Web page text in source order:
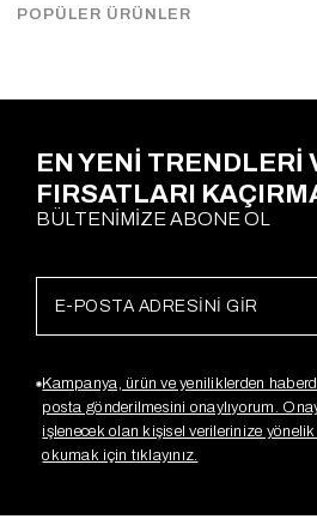
$16.43
$30.15
EN YENİ TRENDLERİ
FIRSATLARI
BÜLTENİMİZE ABONE OL
Kampanya, ürün ve yeniliklerden
posta gönderilmesini onaylıyorum.
işlenecek olan kişisel verilerinize
okumak için tıklayınız.
POPÜLER ÜRÜNLER